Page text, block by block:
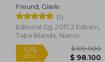
Freund, Gisele
(1)
Editorial Gg, 2017, 2 Edición,
Tapa Blanda, Nuevo